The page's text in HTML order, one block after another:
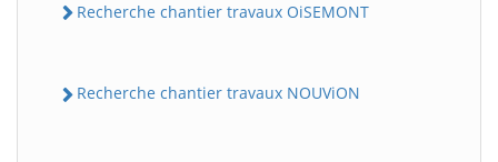
Recherche chantier travaux OiSEMONT
Recherche chantier travaux NOUViON